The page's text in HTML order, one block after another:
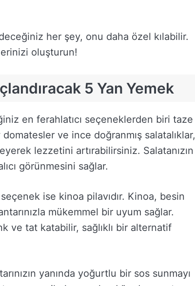
her şey, onu daha özel kılabilir.
oluşturun!
5 Yan Yemek
en ferahlatıcı seçeneklerden biri taze
ve ince doğranmış salatalıklar,
lezzetini artırabilirsiniz. Salatanızın
görünmesini sağlar.
ise kinoa pilavıdır. Kinoa, besin
mükemmel bir uyum sağlar.
ve tat katabilir, sağlıklı bir alternatif
yanında yoğurtlu bir sos sunmayı